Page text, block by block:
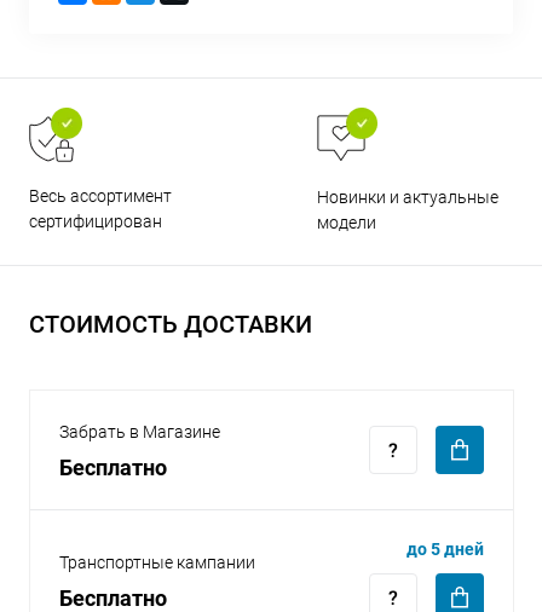
Весь ассортимент
сертифицирован
Новинки и актуальные
модели
СТОИМОСТЬ ДОСТАВКИ
Забрать в Магазине
Бесплатно
Транспортные кампании
Бесплатно
до 5 дней